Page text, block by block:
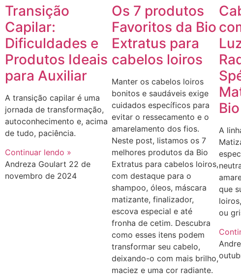
Transição
Capilar:
Dificuldades e
Produtos Ideais
para Auxiliar
A transição capilar é uma
jornada de transformação,
autoconhecimento e, acima
de tudo, paciência.
Continuar lendo »
Andreza Goulart 22 de
novembro de 2024
Os 7 produtos
Favoritos da Bio
Extratus para
cabelos loiros
Manter os cabelos loiros
bonitos e saudáveis exige
cuidados específicos para
evitar o ressecamento e o
amarelamento dos fios.
Neste post, listamos os 7
melhores produtos da Bio
Extratus para cabelos loiros,
com destaque para o
shampoo, óleos, máscara
matizante, finalizador,
escova especial e até
fronha de cetim. Descubra
como esses itens podem
transformar seu cabelo,
deixando-o com mais brilho,
maciez e uma cor radiante.
A
que
ou